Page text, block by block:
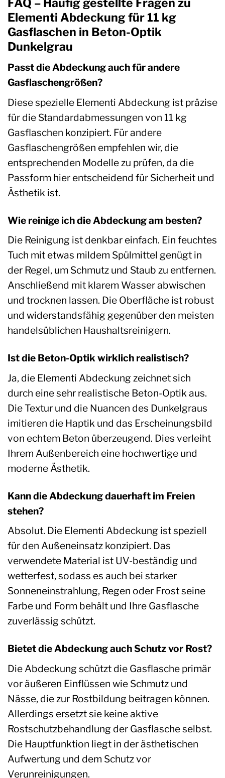
FAQ – Häufig gestellte Fragen zu
Elementi Abdeckung für 11 kg
Gasflaschen in Beton-Optik
Dunkelgrau
Passt die Abdeckung auch für andere
Gasflaschengrößen?
Diese spezielle Elementi Abdeckung ist präzise
für die Standardabmessungen von 11 kg
Gasflaschen konzipiert. Für andere
Gasflaschengrößen empfehlen wir, die
entsprechenden Modelle zu prüfen, da die
Passform hier entscheidend für Sicherheit und
Ästhetik ist.
Wie reinige ich die Abdeckung am besten?
Die Reinigung ist denkbar einfach. Ein feuchtes
Tuch mit etwas mildem Spülmittel genügt in
der Regel, um Schmutz und Staub zu entfernen.
Anschließend mit klarem Wasser abwischen
und trocknen lassen. Die Oberfläche ist robust
und widerstandsfähig gegenüber den meisten
handelsüblichen Haushaltsreinigern.
Ist die Beton-Optik wirklich realistisch?
Ja, die Elementi Abdeckung zeichnet sich
durch eine sehr realistische Beton-Optik aus.
Die Textur und die Nuancen des Dunkelgraus
imitieren die Haptik und das Erscheinungsbild
von echtem Beton überzeugend. Dies verleiht
Ihrem Außenbereich eine hochwertige und
moderne Ästhetik.
Kann die Abdeckung dauerhaft im Freien
stehen?
Absolut. Die Elementi Abdeckung ist speziell
für den Außeneinsatz konzipiert. Das
verwendete Material ist UV-beständig und
wetterfest, sodass es auch bei starker
Sonneneinstrahlung, Regen oder Frost seine
Farbe und Form behält und Ihre Gasflasche
zuverlässig schützt.
Bietet die Abdeckung auch Schutz vor Rost?
Die Abdeckung schützt die Gasflasche primär
vor äußeren Einflüssen wie Schmutz und
Nässe, die zur Rostbildung beitragen können.
Allerdings ersetzt sie keine aktive
Rostschutzbehandlung der Gasflasche selbst.
Die Hauptfunktion liegt in der ästhetischen
Aufwertung und dem Schutz vor
Verunreinigungen.